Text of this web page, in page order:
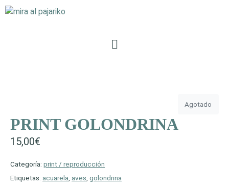
Agotado
PRINT GOLONDRINA
15,00€
Categoría: print / reproducción
Etiquetas: acuarela aves golondrina